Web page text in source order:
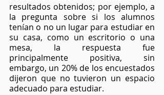
resultados obtenidos; por ejemplo, a
la pregunta sobre si los alumnos
tenían o no un lugar para estudiar en
su casa, como un escritorio o una
mesa, la respuesta fue
principalmente positiva, sin
embargo, un 20% de los encuestados
dijeron que no tuvieron un espacio
adecuado para estudiar.